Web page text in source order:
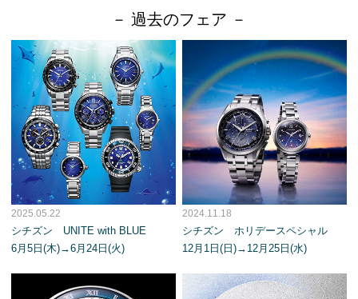
－ 過去のフェア －
2025.05.22
シチズン UNITE with BLUE
6月5日(木)→6月24日(火)
2024.11.18
シチズン ホリデースペシャル
12月1日(日)→12月25日(水)